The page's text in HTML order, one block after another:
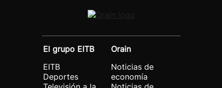
El grupo EITB
EITB
Deportes
Orain
Noticias de
economía